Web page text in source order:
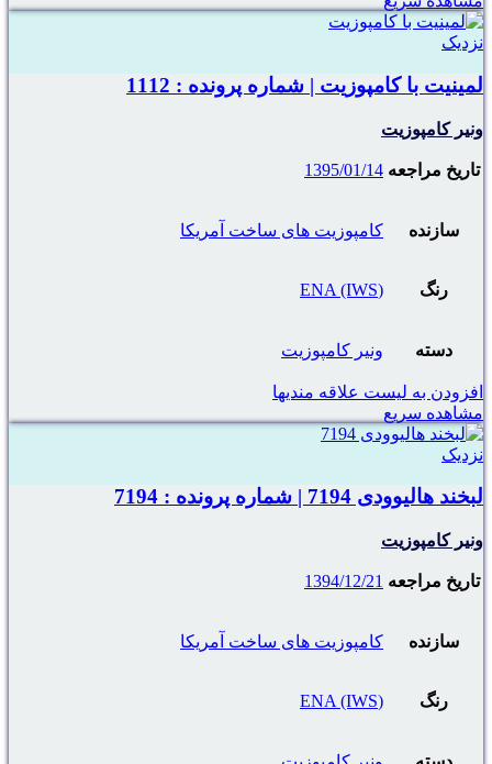
نزدیک
لمینیت با کامپوزیت | شماره پرونده : 1112
ونیر کامپوزیت
تاریخ مراجعه 1395/01/14
سازنده کامپوزیت های ساخت آمریکا
رنگ (ENA (IWS
دسته ونیر کامپوزیت
افزودن به لیست علاقه مندیها
مشاهده سریع
نزدیک
لبخند هالیوودی 7194 | شماره پرونده : 7194
ونیر کامپوزیت
تاریخ مراجعه 1394/12/21
سازنده کامپوزیت های ساخت آمریکا
رنگ (ENA (IWS